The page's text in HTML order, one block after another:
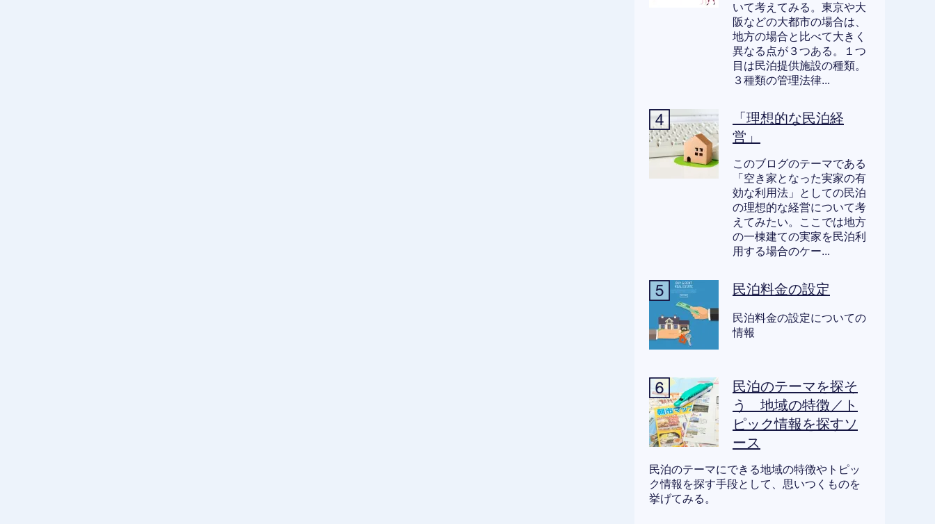
いて考えてみる。東京や大
阪などの大都市の場合は、
地方の場合と比べて大きく
異なる点が３つある。１つ
目は民泊提供施設の種類。
３種類の管理法律...
「理想的な民泊経
営」
このブログのテーマである
「空き家となった実家の有
効な利用法」としての民泊
の理想的な経営について考
えてみたい。ここでは地方
の一棟建ての実家を民泊利
用する場合のケー...
民泊料金の設定
民泊料金の設定についての
情報
民泊のテーマを探そ
う 地域の特徴／ト
ピック情報を探すソ
ース
民泊のテーマにできる地域の特徴やトピッ
ク情報を探す手段として、思いつくものを
挙げてみる。